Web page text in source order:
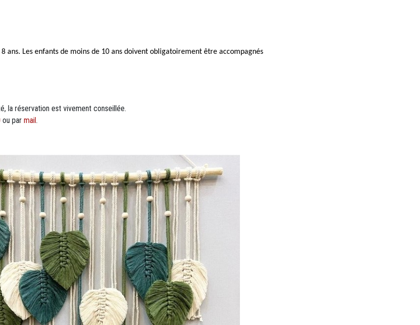
ans. Les enfants de moins de 10 ans doivent obligatoirement être accompagnés
la réservation est vivement conseillée.
ou par mail.